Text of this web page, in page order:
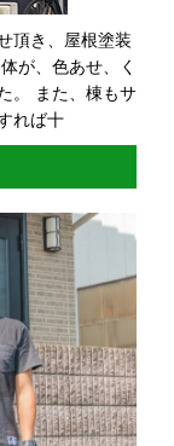
頂き、屋根塗装
が、色あせ、く
。 また、棟もサ
れば十